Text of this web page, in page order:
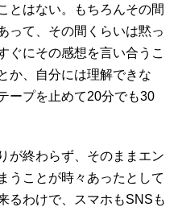
とはない。もちろんその間
って、その間くらいは黙っ
ぐにその感想を言い合うこ
か、自分には理解できな
ープを止めて20分でも30
が終わらず、そのままエン
うことが時々あったとして
るわけで、スマホもSNSも